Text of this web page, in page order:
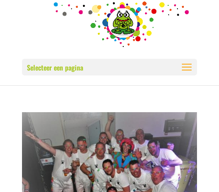
Selecteer een pagina